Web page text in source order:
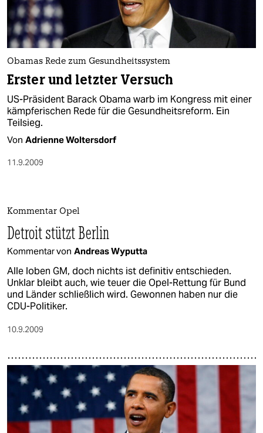
Obamas Rede zum Gesundheitssystem
Erster und letzter Versuch
US-Präsident Barack Obama warb im Kongress mit einer
kämpferischen Rede für die Gesundheitsreform. Ein
Teilsieg.
Von Adrienne Woltersdorf
11.9.2009
Kommentar Opel
Detroit stützt Berlin
Kommentar von Andreas Wyputta
Alle loben GM, doch nichts ist definitiv entschieden.
Unklar bleibt auch, wie teuer die Opel-Rettung für Bund
und Länder schließlich wird. Gewonnen haben nur die
CDU-Politiker.
10.9.2009